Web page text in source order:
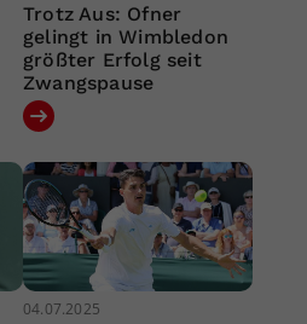
Trotz Aus: Ofner
gelingt in Wimbledon
größter Erfolg seit
Zwangspause
04.07.2025